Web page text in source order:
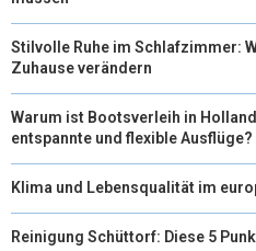
Stilvolle Ruhe im Schlafzimmer:
Zuhause verändern
Warum ist Bootsverleih in
entspannte und flexible Ausflüge?
Klima und Lebensqualität im
Reinigung Schüttorf: Diese 5